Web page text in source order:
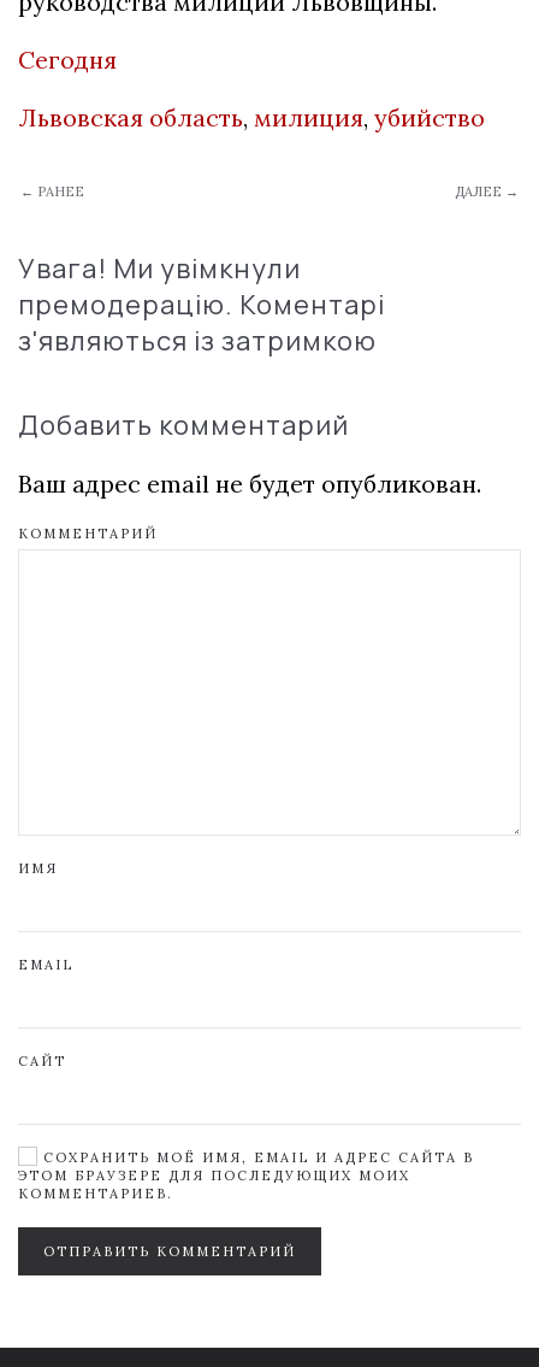
Сегодня
Львовская область, милиция, убийство
← РАНЕЕ ДАЛЕЕ →
Увага! Ми увімкнули
премодерацію. Коментарі
з'являються із затримкою
Добавить комментарий
Ваш адрес email не будет опубликован.
КОММЕНТАРИЙ
ИМЯ
EMAIL
САЙТ
СОХРАНИТЬ МОЁ ИМЯ, EMAIL И АДРЕС САЙТА В
ЭТОМ БРАУЗЕРЕ ДЛЯ ПОСЛЕДУЮЩИХ МОИХ
КОММЕНТАРИЕВ.
ОТПРАВИТЬ КОММЕНТАРИЙ